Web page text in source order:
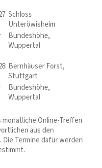
Schloss
Unteröwisheim
Bundeshöhe,
Wuppertal
Bernhäuser Forst,
Stuttgart
Bundeshöhe,
Wuppertal
monatliche Online-Treffen
aus den
Termine dafür werden